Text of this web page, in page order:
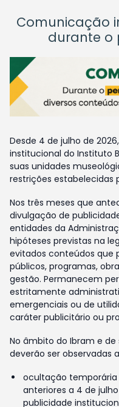
Comunicação
durante o
Desde 4 de julho de
institucional do Instituto
suas unidades
restrições estabelecidas
Nos três meses que
divulgação de
entidades da
hipóteses previstas na
evitados conteúdos que
públicos, programas,
gestão. Permanecem
estritamente
emergenciais ou de
caráter publicitário ou
No âmbito do Ibram e
deverão ser observadas
ocultação
anteriores a 4 de
publicidade